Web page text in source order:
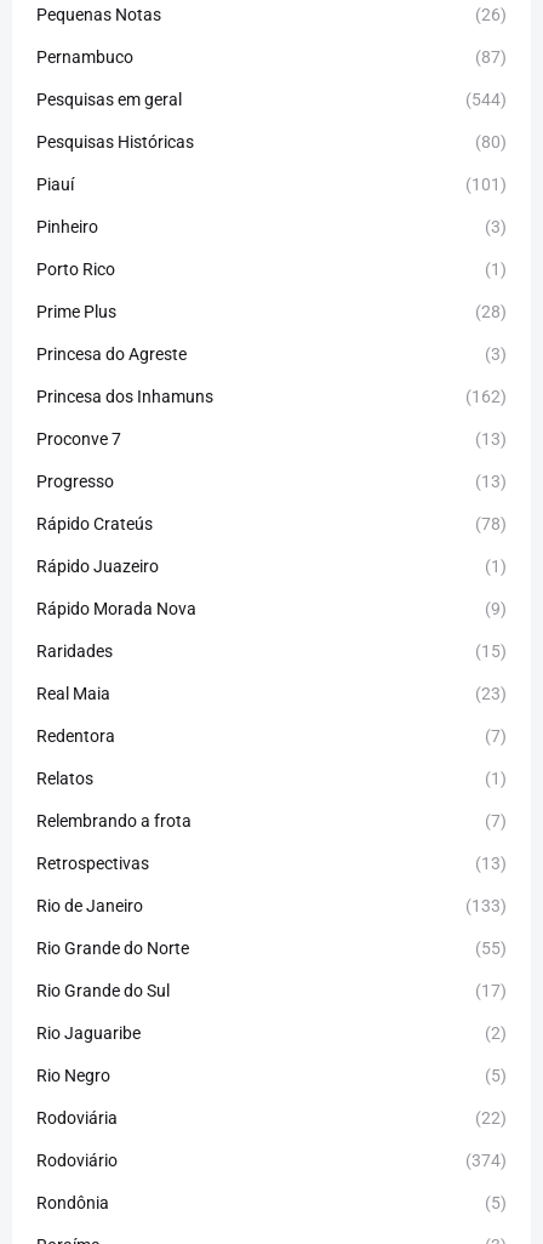
Pequenas Notas (26)
Pernambuco (87)
Pesquisas em geral (544)
Pesquisas Históricas (80)
Piauí (101)
Pinheiro (3)
Porto Rico (1)
Prime Plus (28)
Princesa do Agreste (3)
Princesa dos Inhamuns (162)
Proconve 7 (13)
Progresso (13)
Rápido Crateús (78)
Rápido Juazeiro (1)
Rápido Morada Nova (9)
Raridades (15)
Real Maia (23)
Redentora (7)
Relatos (1)
Relembrando a frota (7)
Retrospectivas (13)
Rio de Janeiro (133)
Rio Grande do Norte (55)
Rio Grande do Sul (17)
Rio Jaguaribe (2)
Rio Negro (5)
Rodoviária (22)
Rodoviário (374)
Rondônia (5)